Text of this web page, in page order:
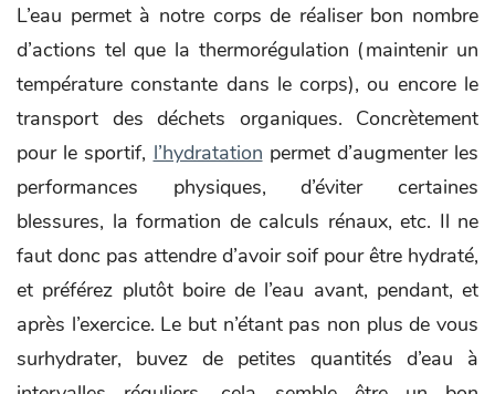
L’eau permet à notre corps de réaliser bon nombre
d’actions tel que la thermorégulation (maintenir un
température constante dans le corps), ou encore le
transport des déchets organiques. Concrètement
pour le sportif, l’hydratation permet d’augmenter les
performances physiques, d’éviter certaines
blessures, la formation de calculs rénaux, etc. Il ne
faut donc pas attendre d’avoir soif pour être hydraté,
et préférez plutôt boire de l’eau avant, pendant, et
après l’exercice. Le but n’étant pas non plus de vous
surhydrater, buvez de petites quantités d’eau à